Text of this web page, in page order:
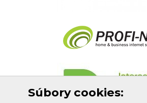
Súbory cookies: